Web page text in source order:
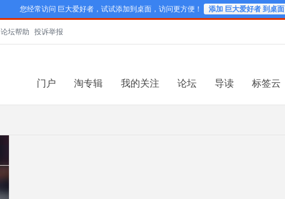
您经常访问 巨大爱好者，试试添加到桌面，访问更方便！ 添加 巨大爱好者 到桌面
论坛帮助 投诉举报
门户 淘专辑 我的关注 论坛 导读 标签云